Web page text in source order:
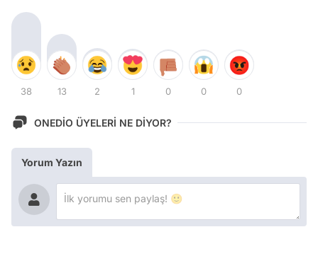
38 13 2 1 0 0 0
ONEDİO ÜYELERİ NE DİYOR?
Yorum Yazın